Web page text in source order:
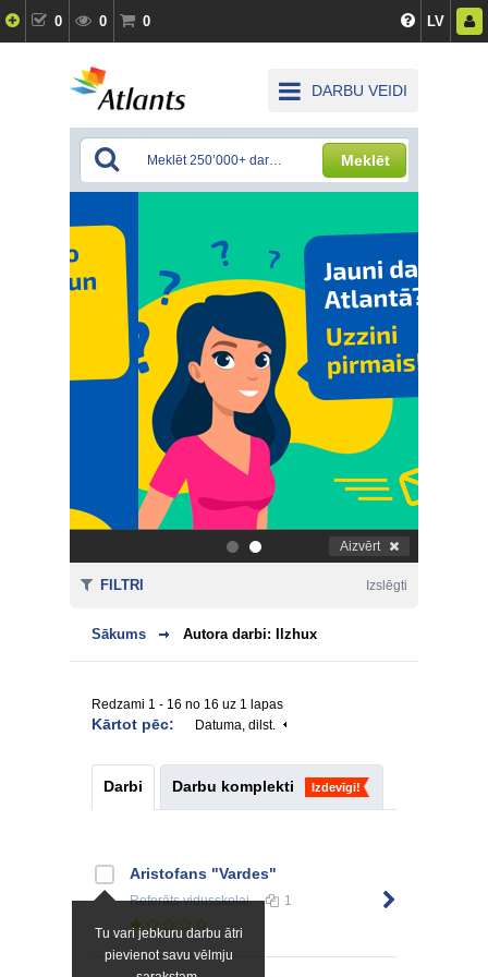
0 0 0 LV
DARBU VEIDI
Meklēt
. Aizvērt
Sākums Autora darbi: Ilzhux
Redzami 1 - 16 no 16 uz 1 lapas
Kārtot pēc: Datuma, dilst.
Darbi Darbu komplekti Izdevīgi!
Tu vari jebkuru darbu ātri
pievienot savu vēlmju
Aristofans "Vardes"
Referātsvidusskolai 1
FILTRI Izslēgti